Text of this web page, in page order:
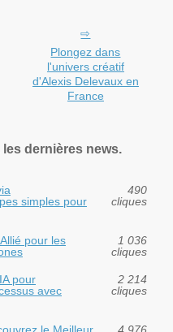
Plongez dans
l'univers créatif
d'Alexis Delevaux en
France
dernières news.
simples pour
490
cliques
pour les
1 036
cliques
pour
avec
2 214
cliques